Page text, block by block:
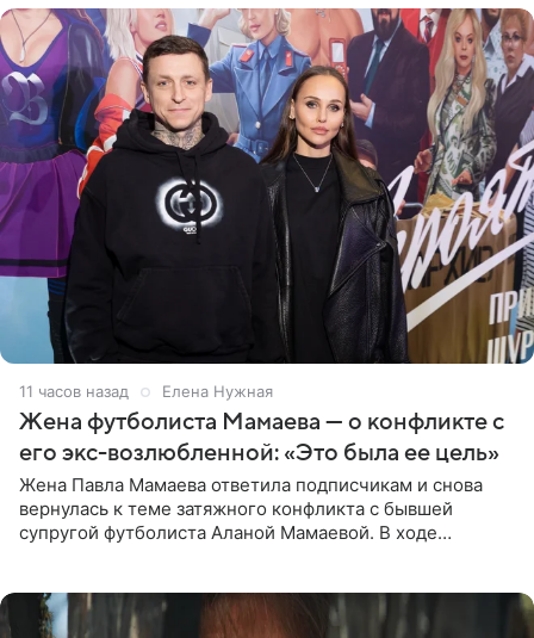
11 часов назад Елена Нужная
Жена футболиста Мамаева — о конфликте с
его экс-возлюбленной: «Это была ее цель»
Жена Павла Мамаева ответила подписчикам и снова
вернулась к теме затяжного конфликта с бывшей
супругой футболиста Аланой Мамаевой. В ходе